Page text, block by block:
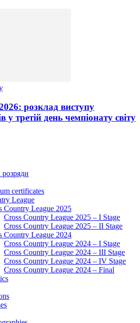
розклад виступу
у третій день чемпіонату світу
certificates
League
Country League 2025
Cross Country League 2025 – I Stage
Cross Country League 2025 – II Stage
Country League 2024
Cross Country League 2024 – I Stage
Cross Country League 2024 – III Stage
Cross Country League 2024 – IV Stage
Cross Country League 2024 – Final